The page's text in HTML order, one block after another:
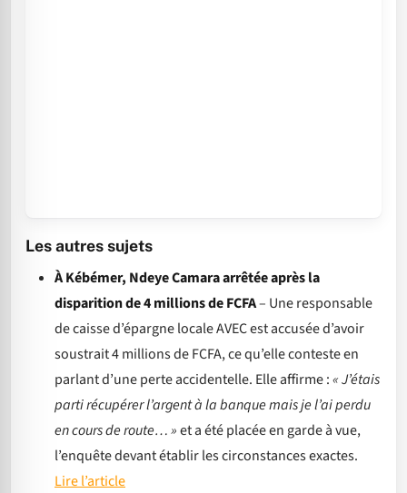
Les autres sujets
À Kébémer, Ndeye Camara arrêtée après la
disparition de 4 millions de FCFA– Une responsable
de caisse d’épargne locale AVEC est accusée d’avoir
soustrait 4 millions de FCFA, ce qu’elle conteste en
parlant d’une perte accidentelle. Elle affirme :« J’étais
parti récupérer l’argent à la banque mais je l’ai perdu
en cours de route… »et a été placée en garde à vue,
l’enquête devant établir les circonstances exactes.
Lire l’article